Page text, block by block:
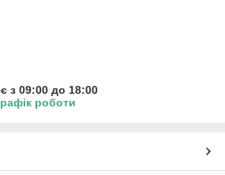
з 09:00 до 18:00
роботи